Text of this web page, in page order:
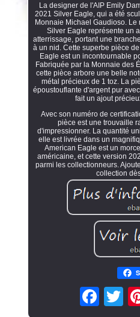
La designer de l'AIP Emily
2021 Silver Eagle, qui a été
Monnaie Michael Gaudioso.
Silver Eagle représente un
atterrissage, portant une
à un nid. Cette superbe pièce
Eagle est un incontournable
Fabriquée par la Monnaie des
cette pièce arbore une belle
métal précieux de 1 toz. La
époustouflante d'argent pur
fait un ajout
Avec son numéro de
pièce est une trouvaille
d'impressionner. La quantité
elle est livrée dans un
American Eagle est un
américaine, et cette version
parmi les collectionneurs.
collection